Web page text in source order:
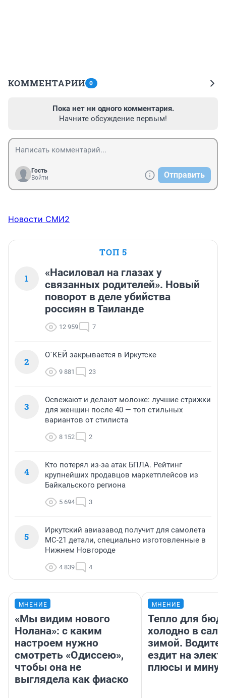
КОММЕНТАРИИ 0
Пока нет ни одного комментария.
Начните обсуждение первым!
Гость
Войти
Отправить
Новости СМИ2
ТОП 5
1
«Насиловал на глазах у
связанных родителей». Новый
поворот в деле убийства
россиян в Таиланде
12 959 7
2
О`КЕЙ закрывается в Иркутске
9 881 23
3
Освежают и делают моложе: лучшие стрижки
для женщин после 40 — топ стильных
вариантов от стилиста
8 152 2
4
Кто потерял из-за атак БПЛА. Рейтинг
крупнейших продавцов маркетплейсов из
Байкальского региона
5 694 3
5
Иркутский авиазавод получит для самолета
МС-21 детали, специально изготовленные в
Нижнем Новгороде
4 839 4
МНЕНИЕ
«Мы видим нового
Нолана»: с каким
настроем нужно
смотреть «Одиссею»,
чтобы она не
выглядела как фиаско
МНЕНИЕ
Тепло для
холодно в
зимой.
ездит на
плюсы и